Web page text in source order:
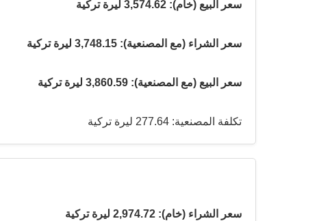
سعر البيع (خام): 3,574.62 ليرة تركية
سعر الشراء (مع المصنعية): 3,748.15 ليرة تركية
سعر البيع (مع المصنعية): 3,860.59 ليرة تركية
تكلفة المصنعية: 277.64 ليرة تركية
سعر الشراء (خام): 2,974.72 ليرة تركية